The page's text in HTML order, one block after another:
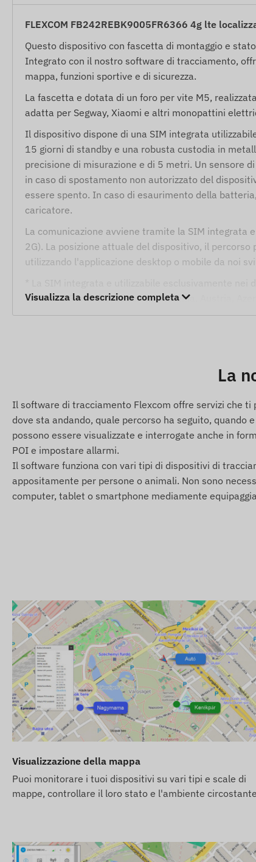
FLEXCOM FB242REBK9005FR6366 4g lte
Questo dispositivo con fascetta di montaggio e
Integrato con il nostro software di tracciamento,
mappa, funzioni sportive e di sicurezza.
La fascetta e dotata di un foro per vite M5,
adatta per Segway, Xiaomi e altri monopattini
Il dispositivo dispone di una SIM integrata
15 giorni di standby e una robusta custodia in
precisione di misurazione e di 5 metri. Un sensore
in caso di spostamento non autorizzato del
essere spento. In caso di esaurimento della
caricatore.
La comunicazione avviene tramite la SIM integrata
2G). La posizione attuale del dispositivo, il
utilizzando l'applicazione desktop o mobile da noi
Antigua e Barbuda, Argentina, Armenia, Austria,
Isole Vergini Britanniche, Bulgaria, Cambogia, Isole
Kirghizistan, Lettonia, Liechtenstein, Lituania,
Paraguay, Peru, Filippine, Polonia, Portogallo,
Grenadine, Serbia, Slovacchia, Slovenia, Sudafrica,
Turchia, Turks e Caicos, Ucraina, Emirati Arabi
Servizi e caratteristiche
Compatibilita con piu sistemi satellitari (GPS,
Comunicazione tra il dispositivo e il proprietario
Accelerometro e giroscopio integrati
Batteria interna con 15 giorni di standby
Antenna GNSS interna ad alta sensibilita
Indicatori LED per il controllo del funzionamento
Commutazione automatica tra modalita di
Dimensioni della fascetta di montaggio:
Dimensioni esterne: 66 mm x 63,3 mm
Avvisi
Basso livello di batteria
Visualizza la descrizione completa
La
Il software di tracciamento Flexcom offre servizi che
dove sta andando, quale percorso ha seguito,
possono essere visualizzate e interrogate anche in
POI e impostare allarmi.
Il software funziona con vari tipi di dispositivi di
appositamente per persone o animali. Non sono
computer, tablet o smartphone mediamente
Visualizzazione della mappa
Puoi monitorare i tuoi dispositivi su vari tipi e scale di
mappe, controllare il loro stato e l'ambiente